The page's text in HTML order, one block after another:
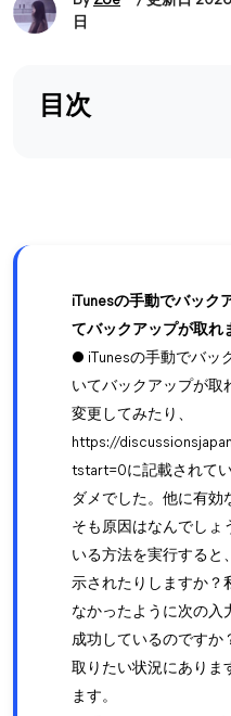
日
目次
iTunesの手動でバック
てバックアップが取れ
● iTunesの手動でバッ
いてバックアップが取
変更してみたり、
https://
tstart=0に記載されて
ダメでした。他に有効
そも原因はなんでしょ
いる方法を実行すると
示されたりしますか？
なかったように次の入
成功しているのですか
取りたい状況にありま
ます。